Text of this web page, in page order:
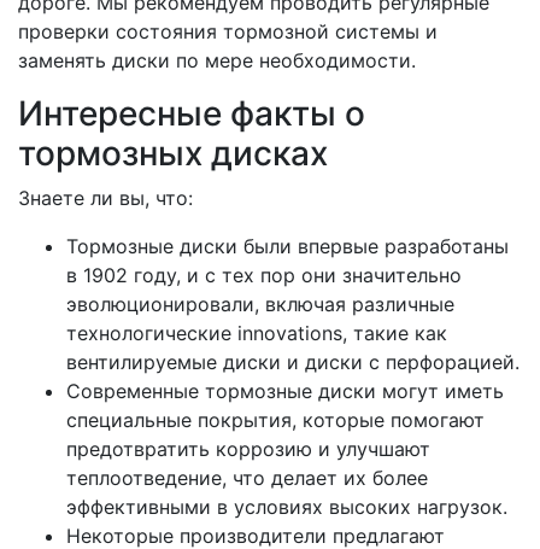
проверки состояния тормозной системы и
заменять диски по мере необходимости.
Интересные факты о
тормозных дисках
Знаете ли вы, что:
Тормозные диски были впервые разработаны
в 1902 году, и с тех пор они значительно
эволюционировали, включая различные
технологические innovations, такие как
вентилируемые диски и диски с перфорацией.
Современные тормозные диски могут иметь
специальные покрытия, которые помогают
предотвратить коррозию и улучшают
теплоотведение, что делает их более
эффективными в условиях высоких нагрузок.
Некоторые производители предлагают